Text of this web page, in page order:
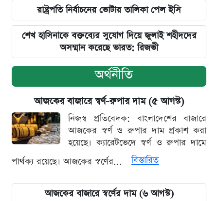
রাষ্ট্রপতি নির্বাচনের ভোটার তালিকা পেল ইসি
শেখ হাসিনাকে বক্তব্যের সুযোগ দিয়ে জুলাই শহীদদের
অসম্মান করেছে ভারত: রিজভী
অর্থনীতি
আজকের বাজারে স্বর্ণ-রুপার দাম (৫ আগস্ট)
নিজস্ব প্রতিবেদক: বাংলাদেশের বাজারে
আজকের স্বর্ণ ও রুপার দাম প্রকাশ করা
হয়েছে। ক্যারেটভেদে স্বর্ণ ও রুপার দামে
পার্থক্য রয়েছে। আজকের স্বর্ণের...
বিস্তারিত
আজকের বাজারে স্বর্ণের দাম (৬ আগস্ট)